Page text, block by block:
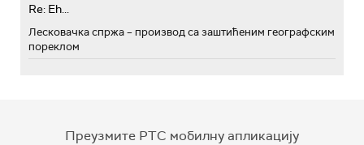
Re: Eh...
Лесковачка спржа – производ са заштићеним географским
пореклом
Преузмите РТС мобилну апликацију